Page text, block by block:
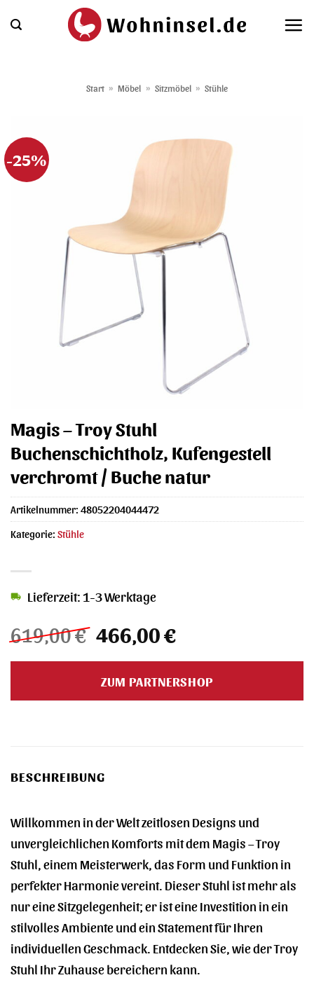
Inhalt
Start » Möbel » Sitzmöbel » Stühle
-25%
Magis – Troy Stuhl
Buchenschichtholz, Kufengestell
verchromt / Buche natur
619,00€ Ursprünglicher
Preis
war:
619,00 €
466,00€Aktueller
ist:
466,00 €.
Lieferzeit: 1-3 Werktage
ZUM PARTNERSHOP
Artikelnummer: 48052204044472
Kategorie: Stühle
BESCHREIBUNG
Willkommen in der Welt zeitlosen Designs und
unvergleichlichen Komforts mit dem Magis – Troy
Stuhl, einem Meisterwerk, das Form und Funktion in
perfekter Harmonie vereint. Dieser Stuhl ist mehr als
nur eine Sitzgelegenheit; er ist eine Investition in ein
stilvolles Ambiente und ein Statement für Ihren
individuellen Geschmack. Entdecken Sie, wie der Troy
Stuhl Ihr Zuhause bereichern kann.